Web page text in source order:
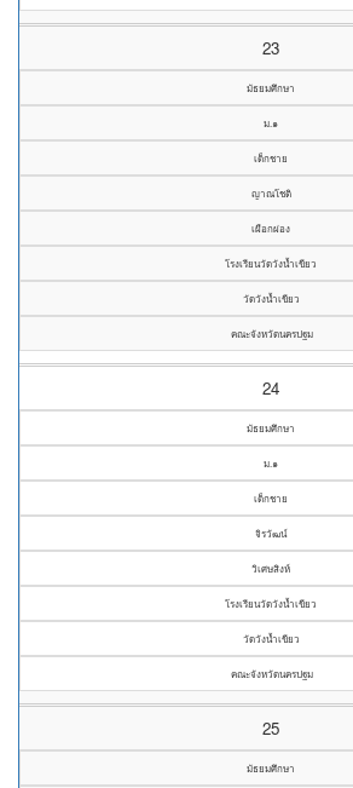
23
มัธยมศึกษา
ม.๑
เด็กชาย
ญาณโชติ
เผือกผ่อง
โรงเรียนวัดวังน้ำเขียว
วัดวังน้ำเขียว
คณะจังหวัดนครปฐม
24
มัธยมศึกษา
ม.๑
เด็กชาย
จิรวัฒน์
วิเศษสิงห์
โรงเรียนวัดวังน้ำเขียว
วัดวังน้ำเขียว
คณะจังหวัดนครปฐม
25
มัธยมศึกษา